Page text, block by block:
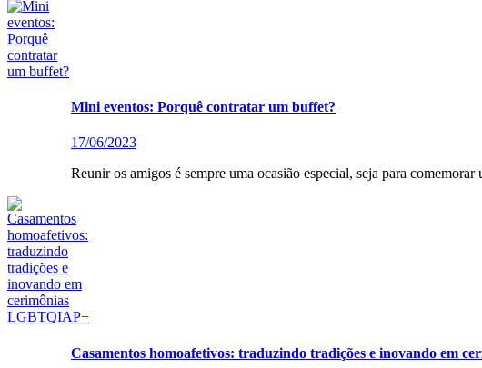
Mini eventos: Porquê contratar um buffet?
17/06/2023
Reunir os amigos é sempre uma ocasião especial, seja para
Casamentos homoafetivos: traduzindo tradições e inovando em